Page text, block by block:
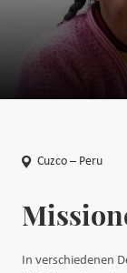
Cuzco – Peru
In verschiedenen